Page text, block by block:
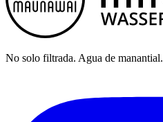
No solo filtrada. Agua de manantial.